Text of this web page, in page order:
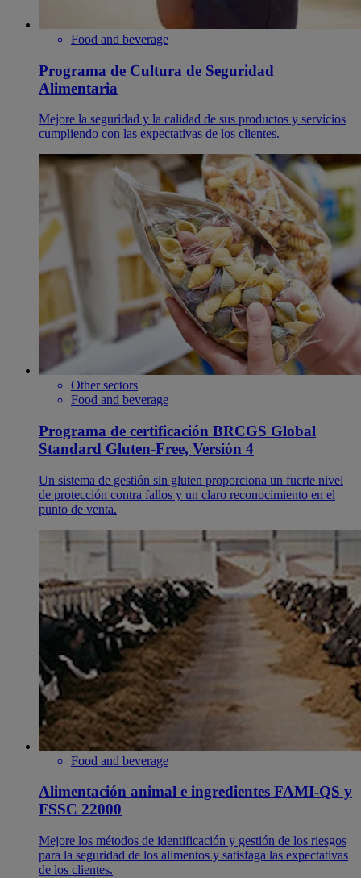
Food and beverage
Programa de Cultura de Seguridad
Alimentaria
Mejore la seguridad y la calidad de sus productos y servicios
cumpliendo con las expectativas de los clientes.
Other sectors
Food and beverage
Programa de certificación BRCGS Global
Standard Gluten-Free, Versión 4
Un sistema de gestión sin gluten proporciona un fuerte nivel
de protección contra fallos y un claro reconocimiento en el
punto de venta.
Food and beverage
Alimentación animal e ingredientes FAMI-QS y
FSSC 22000
Mejore los métodos de identificación y gestión de los riesgos
para la seguridad de los alimentos y satisfaga las expectativas
de los clientes.